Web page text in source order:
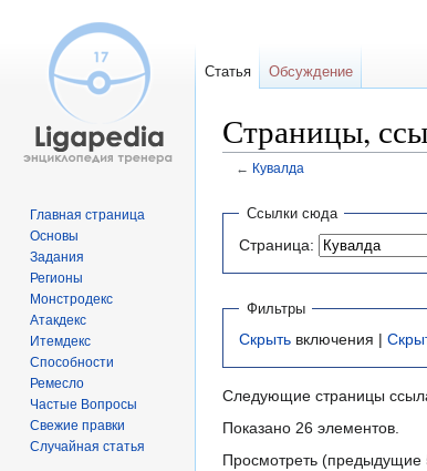
Страницы,
← Кувалда
Перейти
навигации
Перейти
поиску
Ссылки сюда
Страница:
Фильтры
Скрыть включения |
Следующие страницы
Показано 26 элементов.
Просмотреть
Статья Обсуждение
Главная страница
Основы
Задания
Регионы
Монстродекс
Атакдекс
Итемдекс
Способности
Ремесло
Частые Вопросы
Свежие правки
Случайная статья